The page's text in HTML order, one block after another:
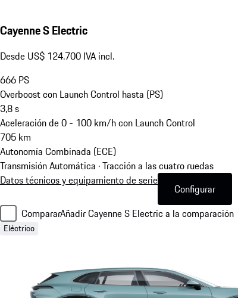
Cayenne S Electric
Desde US$ 124.700 IVA incl.
666 PS
Overboost con Launch Control hasta (PS)
3,8s
Aceleración de 0 - 100 km/h con Launch Control
705 km
Autonomía Combinada (ECE)
Transmisión Automática · Tracción a las cuatro ruedas
Datos técnicos y equipamiento de serie
Configurar
CompararAñadir Cayenne S Electric a la comparación
Eléctrico